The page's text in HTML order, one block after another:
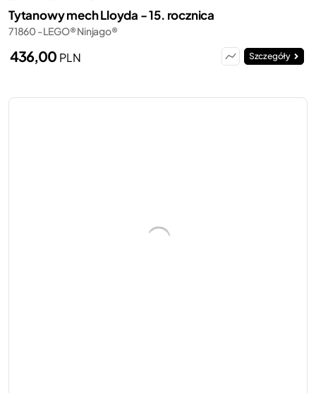
Tytanowy mech Lloyda - 15. rocznica
71860 - LEGO® Ninjago®
436,00 PLN Szczegóły